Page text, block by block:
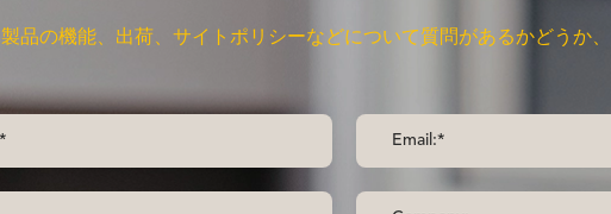
製品の機能、出荷、サイトポリシーなどについて質問があるかどうか